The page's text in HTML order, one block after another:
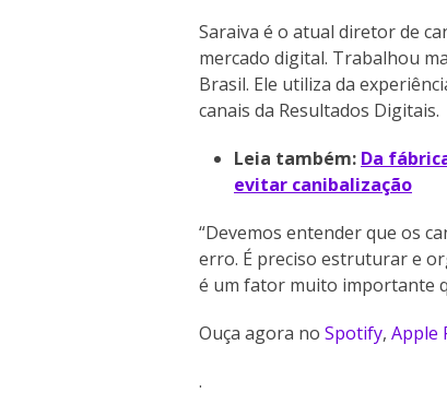
Saraiva é o atual diretor de
mercado digital. Trabalhou
Brasil. Ele utiliza da
canais da Resultados Digitais.
Leia também: Da
evitar canibalização
“Devemos entender que os
erro. É preciso estruturar e
é um fator muito importante
Ouça agora no Spotify, Apple
.